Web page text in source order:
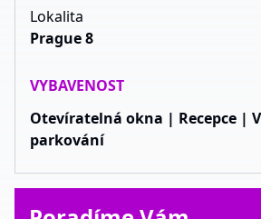
Lokalita
Prague 8
VYBAVENOST
Otevíratelná okna | Recepce |
parkování